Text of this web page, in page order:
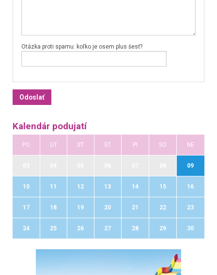
Otázka proti spamu: koľko je osem plus šesť?
Kalendár podujatí
PO UT ST ŠT PI SO NE
09
10 11 12 13 14 15 16
17 18 19 20 21 22 23
24 25 26 27 28 29 30